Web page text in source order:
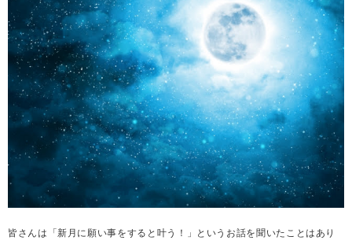
皆さんは「新月に願い事をすると叶う！」というお話を聞いたことはあり